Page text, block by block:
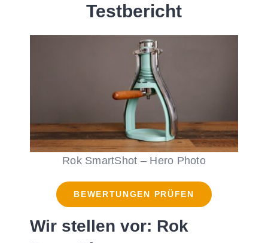
Testbericht
Rok SmartShot – Hero Photo
BEWERTUNGEN PRÜFEN
Wir stellen vor: Rok